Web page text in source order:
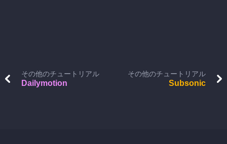
その他のチュートリアル
Dailymotion
その他のチュートリアル
Subsonic